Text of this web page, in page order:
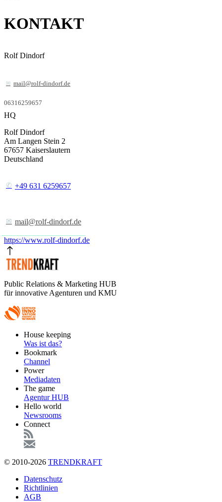
KONTAKT
Rolf Dindorf
mail@rolf-dindorf.de
06316259657
HQ
Rolf Dindorf
Am Langen Stein 2
67657 Kaiserslautern
Deutschland
+49 631 6259657
mail@rolf-dindorf.de
https://www.rolf-dindorf.de
Public Relations & Marketing HUB
für innovative Agenturen und KMU
FooterHouse keeping
Was ist das?
Bookmark
Channel
Power
Mediadaten
The game
Agentur HUB
Hello world
Newsrooms
Connect
© 2010-2026 TRENDKRAFT
FußzeileDatenschutz
Richtlinien
AGB